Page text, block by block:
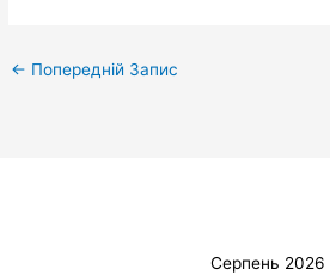
← Попередній Запис
Серпень 2026